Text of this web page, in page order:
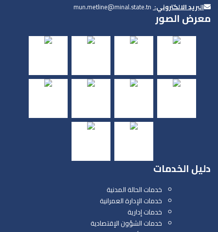
البريد الالكتروني:mun.metline@minal.state.tn
معرض الصور
دليل الخدمات
خدمات الحالة المدنية
خدمات الإدارة العمرانية
خدمات إدارية
خدمات الشؤون الإقتصادية